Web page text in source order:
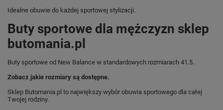
Idealne obuwie do każdej sportowej stylizacji.
Buty sportowe dla mężczyzn sklep
butomania.pl
Buty sportowe od New Balance w standardowych rozmiarach 41.5.
Zobacz jakie rozmiary są dostępne.
Sklep Butomania.pl to największy wybór obuwia sportowego dla całej
Twojej rodziny.